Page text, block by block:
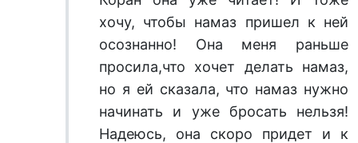
хочу, чтобы намаз пришел к ней
осознанно! Она меня раньше
просила,что хочет делать намаз,
но я ей сказала, что намаз нужно
начинать и уже бросать нельзя!
Надеюсь, она скоро придет и к